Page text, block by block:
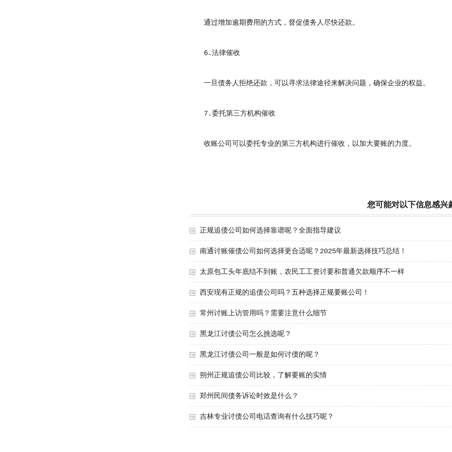
通过增加逾期费用的方式，督促债务人尽快还款。
6.法律催收
一旦债务人拒绝还款，可以寻求法律途径来解决问题，确保企业的权益。
7.委托第三方机构催收
收账公司可以委托专业的第三方机构进行催收，以加大要账的力度。
您可能对以下信息感兴
正规追债公司如何选择靠谱呢？全面指导建议
南通讨账催债公司如何选择更合适呢？2025年最新选择技巧总结！
太原包工头年底结不到账，农民工工资讨要和普通欠款顺序不一样
西安现有正规的追债公司吗？五种选择正规要账公司！
常州讨账上访管用吗？需要注意什么细节
黑龙江讨债公司怎么挑选呢？
黑龙江讨债公司一般是如何讨债的呢？
朔州正规追债公司比较，了解要账的实情
郑州民间债务诉讼时效是什么？
吉林专业讨债公司电话查询有什么技巧呢？